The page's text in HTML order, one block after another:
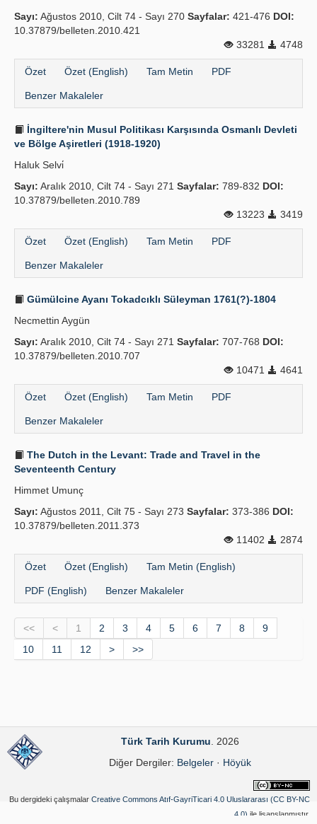
Sayı: Ağustos 2010, Cilt 74 - Sayı 270 Sayfalar: 421-476 DOI:
10.37879/belleten.2010.421
33281
4748
Özet Özet (English) Tam Metin PDF
Benzer Makaleler
İngiltere'nin Musul Politikası Karşısında Osmanlı Devleti
ve Bölge Aşiretleri (1918-1920)
Haluk Selvi̇
Sayı: Aralık 2010, Cilt 74 - Sayı 271 Sayfalar: 789-832 DOI:
10.37879/belleten.2010.789
13223
3419
Özet Özet (English) Tam Metin PDF
Benzer Makaleler
Gümülcine Ayanı Tokadcıklı Süleyman 1761(?)-1804
Necmettin Aygün
Sayı: Aralık 2010, Cilt 74 - Sayı 271 Sayfalar: 707-768 DOI:
10.37879/belleten.2010.707
10471
4641
Özet Özet (English) Tam Metin PDF
Benzer Makaleler
The Dutch in the Levant: Trade and Travel in the
Seventeenth Century
Himmet Umunç
Sayı: Ağustos 2011, Cilt 75 - Sayı 273 Sayfalar: 373-386 DOI:
10.37879/belleten.2011.373
11402
2874
Özet Özet (English) Tam Metin (English)
PDF (English) Benzer Makaleler
<< < 1 2 3 4 5 6 7 8
9
10
11 12 > >>
Türk Tarih Kurumu . 2026
Diğer Dergiler: Belgeler· Höyük
Bu dergideki çalışmalar Creative Commons Atıf-GayriTicari 4.0 Uluslararası (CC BY-NC
4.0) ile lisanslanmıştır.